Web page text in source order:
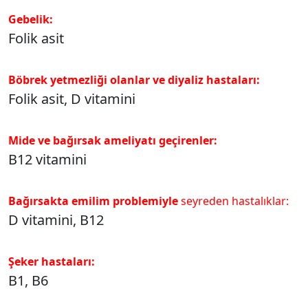
Gebelik:
Folik asit
Böbrek yetmezliği olanlar vediyaliz hastaları:
Folik asit, D vitamini
Mide ve bağırsak ameliyatı geçirenler:
B12 vitamini
Bağırsakta emilim problemiyleseyreden hastalıklar:
D vitamini, B12
Şeker hastaları:
B1, B6